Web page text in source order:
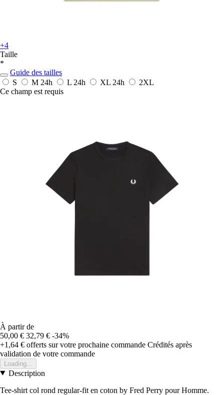
+4
Taille
*
Guide des tailles
S
M 24h L 24h XL 24h
2XL
Ce champ est requis
À partir de
50,00 € 32,79 € -34%
+1,64 € offerts sur votre prochaine commande Crédités après
validation de votre commande
Loading...
Description
Tee-shirt col rond regular-fit en coton by Fred Perry pour Homme.